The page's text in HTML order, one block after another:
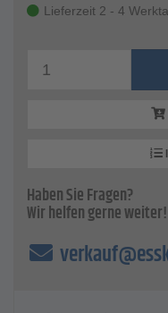
Lieferzeit 2 - 4
Haben Sie Fragen?
Wir helfen gerne weiter!